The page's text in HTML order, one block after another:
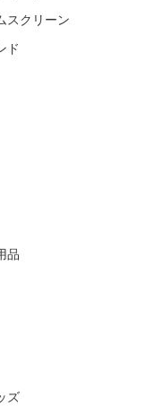
スクリーン
ド
品
ズ